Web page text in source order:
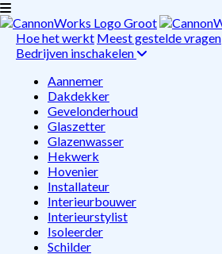
Hoe het werkt Meest gestelde vragen
Bedrijven inschakelen
Aannemer
Dakdekker
Gevelonderhoud
Glaszetter
Glazenwasser
Hekwerk
Hovenier
Installateur
Interieurbouwer
Interieurstylist
Isoleerder
Schilder